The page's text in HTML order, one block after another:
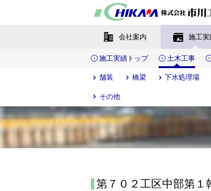
会社案内 施工実
施工実績トップ 土木工事
舗装 橋梁 下水処理場
その他
第７０２工区中部第１